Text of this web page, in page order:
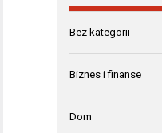
Bez kategorii
Biznes i finanse
Dom